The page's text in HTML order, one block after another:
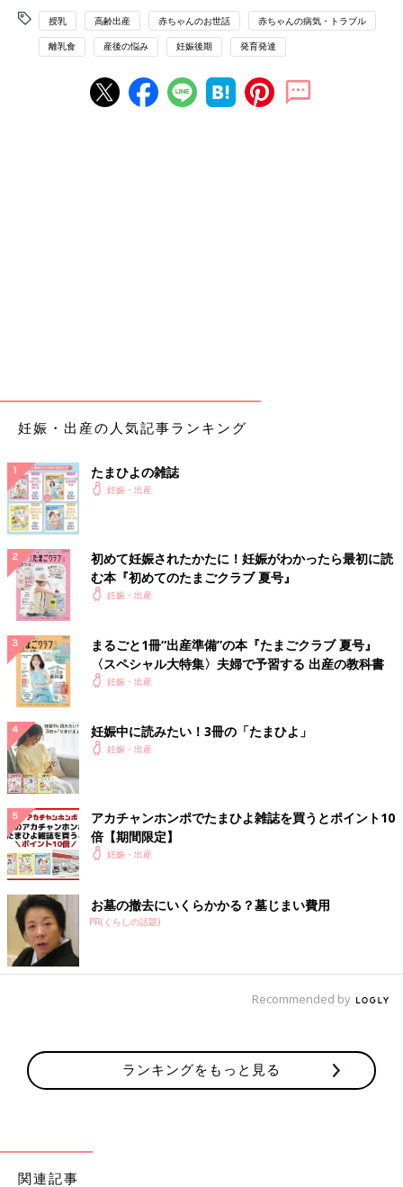
市川先生（以下敬称略） 出産したママは産科病棟に入院しま
す。そして赤ちゃんの多くは、NICU（新生児集中治療室）また
院に入院している場合、ママは産後間もない体でNICUに通うこ
とになります。
う」という不安。それから「小さく産んでしまってごめんね」
「もう少し長くおなかの中にいさせてあげられたら」という申し
気持ち。そんな思いを一人で飲み込んで涙を流しているママの姿
を、NICUのスタッフはよく目撃しています。
ママたちは毎日NICUに通いますが、昨日より哺乳量が増えたと
言っては喜び、熱が出た、呼吸の具合が悪いと言っては落ち込む
など、一喜一憂する姿も見られます。
また、わが子とほかの赤ちゃんを比べてしまうママも。もっと深
刻な状況の赤ちゃんを見て、ショックを受けると同時に、どこか
ホッとしてしまう自分もいる。そんな自分を責めてしまったりす
ることもあるようです。
一方、ママと赤ちゃんが別の病院に入院している場合、ママが入
院中は赤ちゃんに会いに行くことはできません。パパなどが訪ね
て写真や動画を撮ってママに送ることが多いようです。
赤ちゃんと直接触れ合うことが ママに自信につなが
る
NICUに入院している赤ちゃんを抱っこしたり、
ちゃんと直接触れ合える時間は、ママたちにとっても、うれしい
ひとときです。
――赤ちゃんと触れ合えることは、ママにとっても貴重な時間に
なりますね。
が強く、搾乳した母乳をあげることで自分の存在意義を感じるこ
とができた、という声をよく聞きます。
ります。後期早産児の場合は、そこまで深刻なケースは少ないで
すが、消化がいい母乳は赤ちゃんにとって大切な栄養源です。
授乳 高齢出産 赤ちゃんのお世話 赤ちゃんの病気・トラブル
離乳食 産後の悩み 妊娠後期 発育発達
妊娠・出産の人気記事ランキング
たまひよの雑誌
妊娠・出産
初めて妊娠されたかたに！妊娠がわかったら最初に読
む本『初めてのたまごクラブ 夏号』
妊娠・出産
まるごと1冊“出産準備”の本『たまごクラブ 夏号』
〈スペシャル大特集〉夫婦で予習する 出産の教科書
妊娠・出産
妊娠中に読みたい！3冊の「たまひよ」
妊娠・出産
アカチャンホンポでたまひよ雑誌を買うとポイント10
倍【期間限定】
妊娠・出産
お墓の撤去にいくらかかる？墓じまい費用
PR(くらしの話題)
Recommended by
ランキングをもっと見る
関連記事